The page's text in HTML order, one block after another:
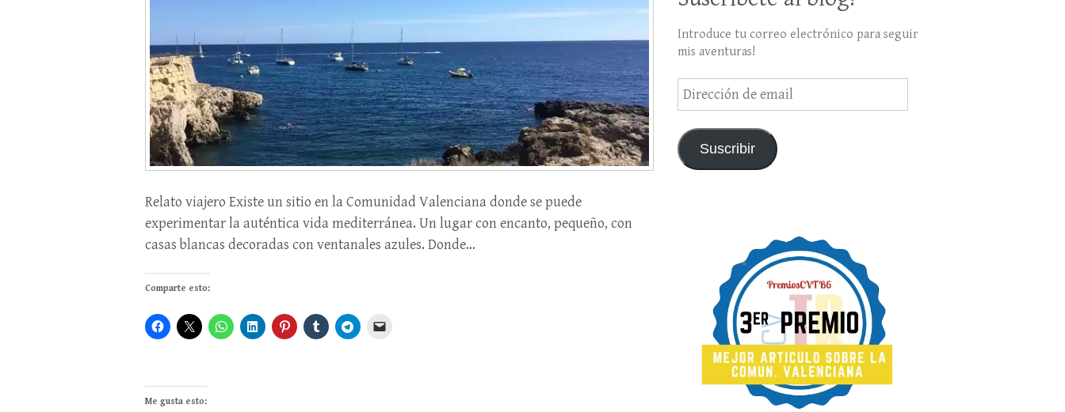
Relato viajero Existe un sitio en la Comunidad Valenciana donde se puede
experimentar la auténtica vida mediterránea. Un lugar con encanto, pequeño, con
casas blancas decoradas con ventanales azules. Donde…
Comparte esto:
Me gusta esto:
Introduce tu correo electrónico para seguir
mis aventuras!
Dirección
de
Suscribir